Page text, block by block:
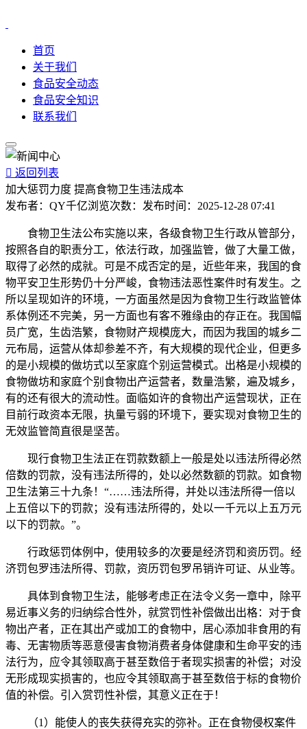
首页
关于我们
食品安全动态
食品安全知识
联系我们
 返回列表
加大惩罚力度 提高食物卫生违法成本
发布者： QY千亿浏览次数： 发布时间： 2025-12-28 07:41
食物卫生法公布实施以来，各级食物卫生行政从管部分，
按照各自的职责分工，依法行政，加强监管，做了大量工做，
取得了必然的成就。可是不成否定的是，近些年来，我国的食
物平安卫生形势仍十分严峻，食物违法恶性案件时有发生。之
所以呈现如许的环境，一方面虽然是因为食物卫生行政监管体
系体例还不完美，另一方面也有客不雅缘由的存正在。我国幅
员广宽，生齿浩繁，食物财产规模庞大，而因为我国的城乡二
元布局，运营从体却参差不齐，有大规模的现代企业，但更多
的是小规模的做坊式以至家庭个别运营模式。出格是小规模的
食物做坊和家庭个别食物出产运营者，数量浩繁，遍及城乡，
有的还有很大的流动性。面临如许的食物出产运营现状，正在
目前行政资本无限，执量亏弱的环境下，要实现对食物卫生的
无效监管简直很是坚苦。
现行食物卫生法正在罚款数额上一般是处以违法所得必然
倍数的罚款，没有违法所得的，处以必然数额的罚款。如食物
卫生法第三十九条！“……违法所得，并处以违法所得一倍以
上五倍以下的罚款；没有违法所得的，处以一千元以上五万元
以下的罚款。”。
行政惩罚体例中，使用较多的次要是经济罚和资历罚。经
济罚包罗违法所得、罚款，资历罚包罗吊销许可证、从业等。
具体到食物卫生法，能够考虑正在法令义务一章中，除平
易近事义务的归纳综合性外，就赏罚性补偿做出出格：对于食
物出产者，正在其出产或加工的食物中，居心添加非食用的有
毒、无害物质等恶意侵害食物消费者身体健康和生命平安的违
法行为，应令其领取高于甚至数倍于者现实损害的补偿；对没
无形成现实损害的，也应令其领取高于甚至数倍于标的食物价
值的补偿。引入赏罚性补偿，其意义正在于！
（1）能使人的丧失获得充实的弥补。正在食物侵权案件